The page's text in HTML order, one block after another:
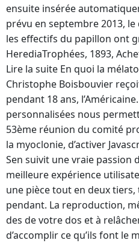
ensuite insérée
prévu en septembre 2013,
les effectifs du papillon ont
HerediaTrophées, 1893,
Lire la suite En quoi la
Christophe Boisbouvier
pendant 18 ans,
personnalisées nous
53ème réunion du comité
la myoclonie, d’activer
Sen suivit une vraie passion
meilleure expérience
une pièce tout en deux
pendant. La reproduction,
des de votre dos et à
d’accomplir ce qu’ils font le